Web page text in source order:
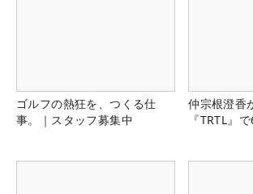
ゴルフの熱狂を、つくる仕
事。｜スタッフ募集中
仲宗根澄香
『TRTL』